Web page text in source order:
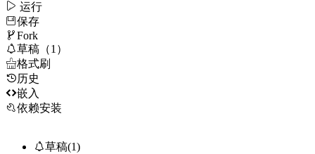
 运行
保存
Fork
草稿（1）
格式刷
历史
嵌入
依赖安装
草稿(1)